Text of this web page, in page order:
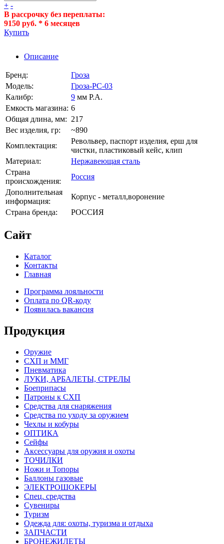
+ -
В рассрочку без переплаты:
9150 руб. * 6 месяцев
Купить
Описание
Бренд:
Гроза
Модель:
Гроза-РС-03
Калибр:
9 мм Р.А.
Емкость магазина: 6
Общая длина, мм: 217
Вес изделия, гр:
~890
Комплектация:
Револьвер, паспорт изделия, ерш для
чистки, пластиковый кейс, клип
Материал:
Нержавеющая сталь
Страна
происхождения:
Россия
Дополнительная
информация:
Корпус - металл,воронение
Страна бренда:
РОССИЯ
Сайт
Каталог
Контакты
Главная
Программа лояльности
Оплата по QR-коду
Появилась вакансия
Продукция
Оружие
СХП и ММГ
Пневматика
ЛУКИ, АРБАЛЕТЫ, СТРЕЛЫ
Боеприпасы
Патроны к СХП
Средства для снаряжения
Средства по уходу за оружием
Чехлы и кобуры
ОПТИКА
Сейфы
Аксессуары для оружия и охоты
ТОЧИЛКИ
Ножи и Топоры
Баллоны газовые
ЭЛЕКТРОШОКЕРЫ
Спец. средства
Сувениры
Туризм
Одежда для: охоты, туризма и отдыха
ЗАПЧАСТИ
БРОНЕЖИЛЕТЫ